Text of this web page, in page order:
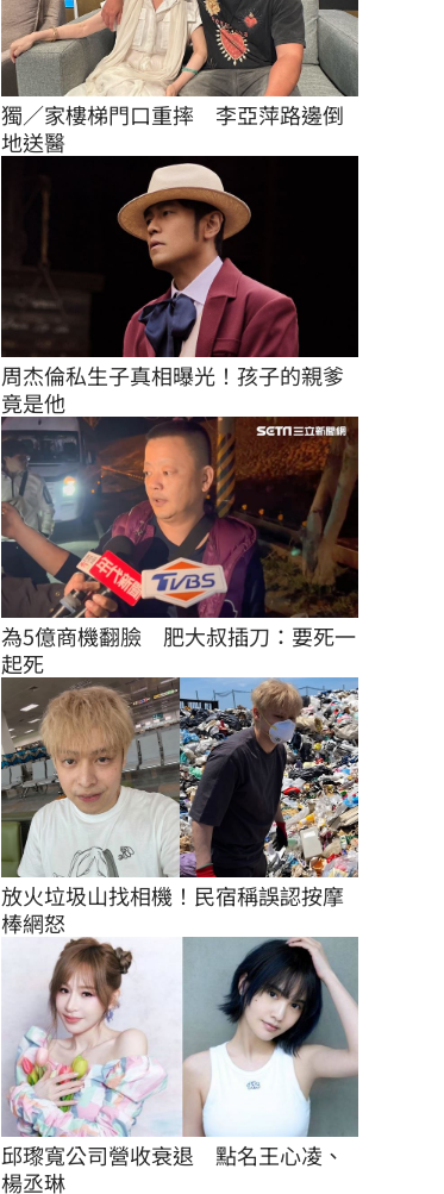
獨／家樓梯門口重摔　李亞萍路邊倒
地送醫
周杰倫私生子真相曝光！孩子的親爹
竟是他
為5億商機翻臉　肥大叔插刀：要死一
起死
放火垃圾山找相機！民宿稱誤認按摩
棒網怒
邱瓈寬公司營收衰退　點名王心凌、
楊丞琳